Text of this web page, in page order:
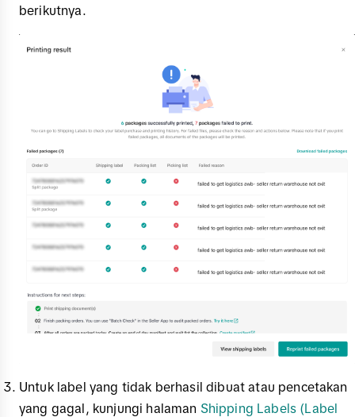
berikutnya.
Untuk label yang tidak berhasil dibuat atau pencetakan
yang gagal, kunjungi halaman Shipping Labels (Label